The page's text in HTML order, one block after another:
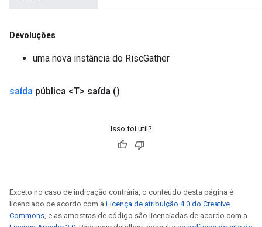
Devoluções
uma nova instância do RiscGather
saída pública <T> saída ()
Isso foi útil?
Exceto no caso de indicação contrária, o conteúdo desta página é
licenciado de acordo com a Licença de atribuição 4.0 do Creative
Commons, e as amostras de código são licenciadas de acordo com a